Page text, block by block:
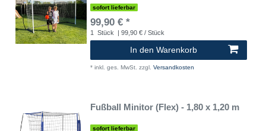
sofort lieferbar
99,90 € *
1 Stück | 99,90 € / Stück
In den Warenkorb
* inkl. ges. MwSt. zzgl. Versandkosten
Fußball Minitor (Flex) - 1,80 x 1,20 m
sofort lieferbar